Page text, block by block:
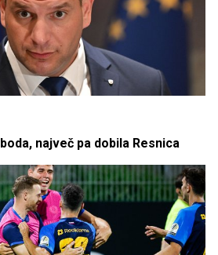
največ pa dobila Resnica